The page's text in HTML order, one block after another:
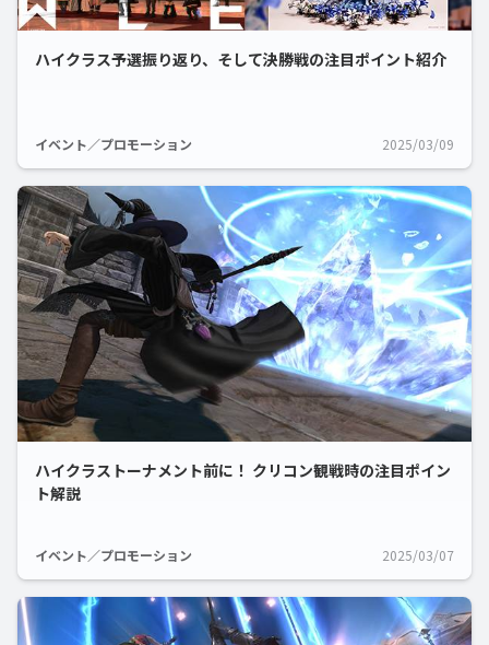
ハイクラス予選振り返り、そして決勝戦の注目ポイント紹介
イベント／プロモーション 2025/03/09
ハイクラストーナメント前に！ クリコン観戦時の注目ポイン
ト解説
イベント／プロモーション 2025/03/07